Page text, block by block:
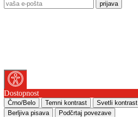
prijava
Dostopnost
Črno/Belo Temni kontrast Svetli kontrast
Berljiva pisava
Podčrtaj povezave